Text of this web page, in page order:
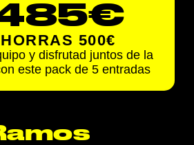
500€
y disfrutad juntos de la
este pack de 5 entradas